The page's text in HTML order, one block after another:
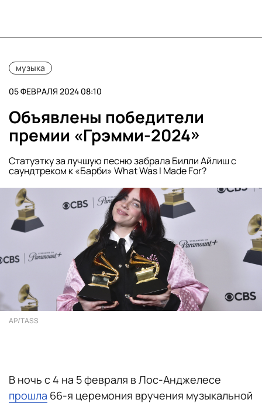
музыка
05 ФЕВРАЛЯ 2024 08:10
Объявлены победители
премии «Грэмми-2024»
Статуэтку за лучшую песню забрала Билли Айлиш с
саундтреком к «Барби» What Was I Made For?
AP/TASS
В ночь с 4 на 5 февраля в Лос-Анджелесе
прошла 66-я церемония вручения музыкальной